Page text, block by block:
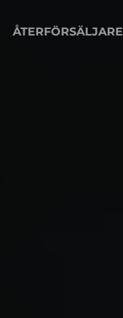
ÅTERFÖRSÄLJARE